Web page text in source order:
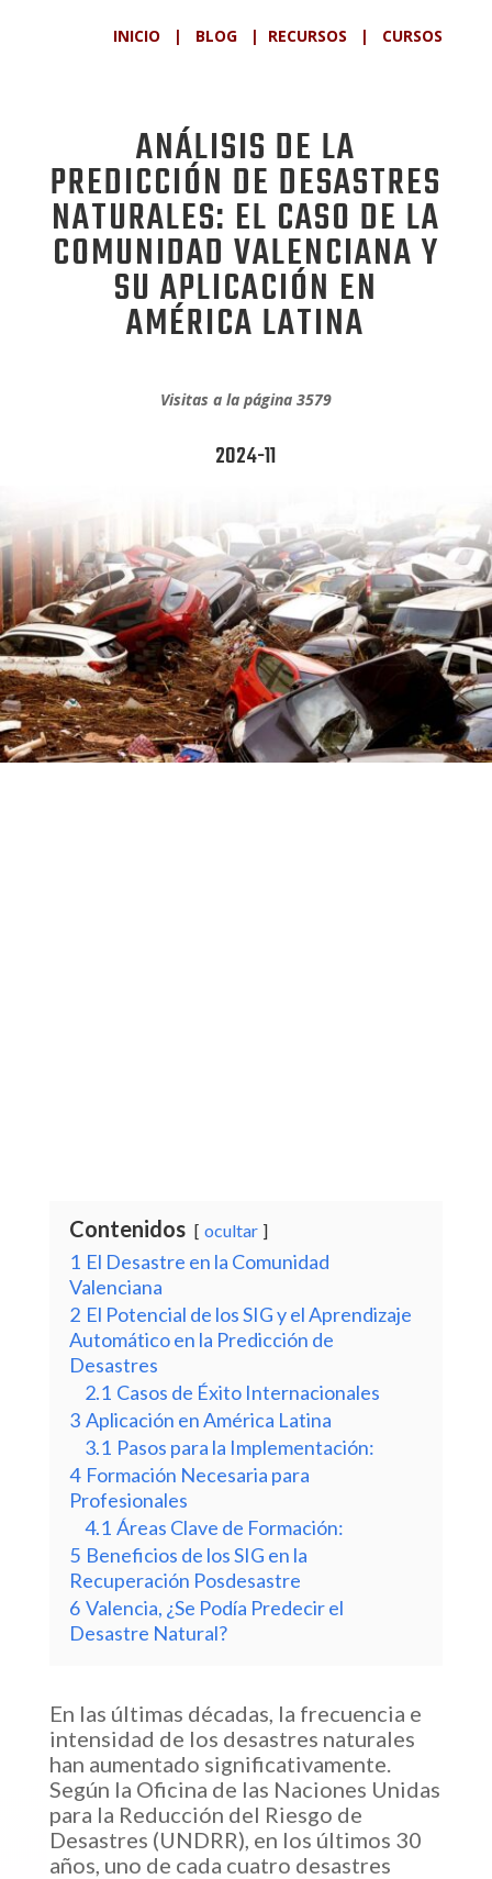
INICIO | BLOG | RECURSOS | CURSOS
ANÁLISIS DE LA
PREDICCIÓN DE DESASTRES
NATURALES: EL CASO DE LA
COMUNIDAD VALENCIANA Y
SU APLICACIÓN EN
AMÉRICA LATINA
Visitas a la página 3579
2024-11
Contenidos ocultar
1 El Desastre en la Comunidad
Valenciana
2 El Potencial de los SIG y el Aprendizaje
Automático en la Predicción de
Desastres
2.1 Casos de Éxito Internacionales
3 Aplicación en América Latina
3.1 Pasos para la Implementación:
4 Formación Necesaria para
Profesionales
4.1 Áreas Clave de Formación:
5 Beneficios de los SIG en la
Recuperación Posdesastre
6 Valencia, ¿Se Podía Predecir el
Desastre Natural?
En las últimas décadas, la frecuencia e
intensidad de los desastres naturales
han aumentado significativamente.
Según la Oficina de las Naciones Unidas
para la Reducción del Riesgo de
Desastres (UNDRR), en los últimos 30
años, uno de cada cuatro desastres